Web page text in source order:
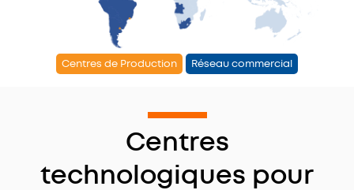
Centres de Production Réseau commercial
Centres
technologiques pour